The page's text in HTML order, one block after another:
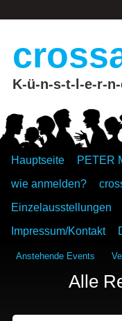
K-ü-n-s-t-l-e-r-
Hauptseite PETER
wie anmelden?
Einzelausstellungen
Impressum/Kontakt
Anstehende Events
Alle